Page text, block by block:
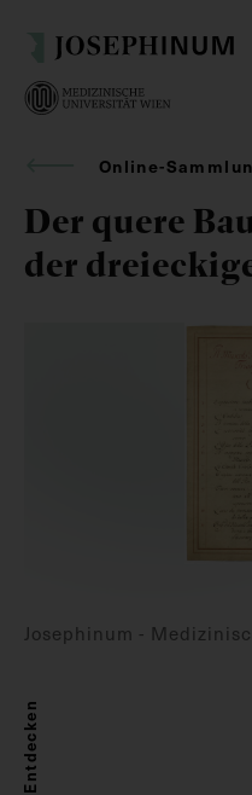
Online-
Der quere
der
Josephinum -
Entdecken